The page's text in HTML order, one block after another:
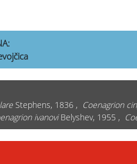
Stephens, 1836 , Coenagrion
ivanoviBelyshev, 1955 ,